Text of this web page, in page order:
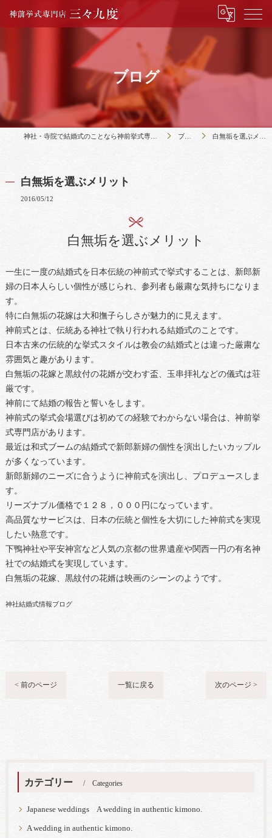
ブログ
神社・寺院で結婚式のことなら神前挙式専門店三々九度 ブログ 白無垢を選ぶメリット
白無垢を選ぶメリット
2016/05/12
白無垢を選ぶメリット
一生に一度の結婚式を日本伝統の神前式で挙式することは、新郎新
婦の日本人らしい個性が感じられ、参列者も厳粛な気持ちになりま
す。
特に白無垢の花嫁は大和撫子らしさが魅力的に見えます。
神前式とは、伝統ある神社で執り行われる結婚式のことです。
日本古来の伝統的な挙式スタイルは教会の結婚式とは違った厳粛な
雰囲気と趣があります。
白無垢の花嫁と黒紋付の花婿が交わす盃、玉串拝礼などの儀式は荘
厳です。
神前にて結婚の報告と誓いをします。
神前式の挙式会場選びは初めての経験でわからない場合は、神前挙
式専門店があります。
最近は和式ブームの結婚式で新郎新婦の個性を演出したいカップル
が多くなっています。
新郎新婦のニーズに合うように神前式を演出し、プロデュースしま
す。
リーズナブル価格で１２８，０００円になっています。
高品質なサービスは、日本の伝統と個性を大切にした神前式を実現
したい熱意です。
下鴨神社や平安神宮など人気の京都の世界遺産や関西一円の有名神
社での結婚式を実現しています。
白無垢の花嫁、黒紋付の花婿は映画のシーンのようです。
神社結婚式情報ブログ
< 前のページ 一覧に戻る 次のページ >
カテゴリー Categories
Japanese weddings A wedding in authentic kimono.
A wedding in authentic kimono.